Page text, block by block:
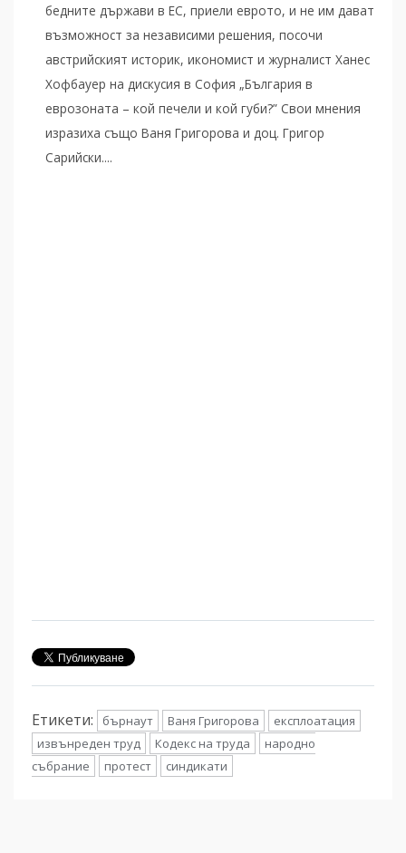
бедните държави в ЕС, приели еврото, и не им дават
възможност за независими решения, посочи
австрийският историк, икономист и журналист Ханес
Хофбауер на дискусия в София „България в
еврозоната – кой печели и кой губи?” Свои мнения
изразиха също Ваня Григорова и доц. Григор
Сарийски....
Етикети: бърнаут Ваня Григорова
експлоатация
извънреден труд
Кодекс на труда
народно
събрание
протест синдикати